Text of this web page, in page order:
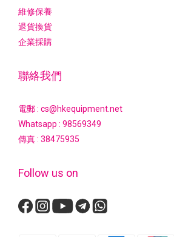
維修保養
退貨換貨
企業採購
聯絡我們
電郵 : cs@hkequipment.net
Whatsapp : 98569349
傳真 : 38475935
Follow us on